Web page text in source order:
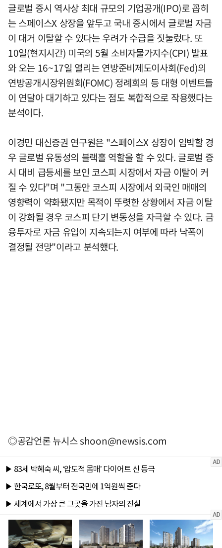
글로벌 증시 역사상 최대 규모의 기업공개(IPO)로 꼽히
는 스페이스X 상장을 앞두고 국내 증시에서 글로벌 자금
이 대거 이탈할 수 있다는 우려가 수급을 짓눌렀다. 또
10일(현지시간) 미국의 5월 소비자물가지수(CPI) 발표
와 오는 16~17일 열리는 연방준비제도이사회(Fed)의
연방공개시장위원회(FOMC) 정례회의 등 대형 이벤트들
이 연달아 대기하고 있다는 점도 복합적으로 작용했다는
분석이다.
이경민 대신증권 연구원은 "스페이스X 상장이 임박할 경
우 글로벌 유동성의 블랙홀 역할을 할 수 있다. 글로벌 증
시 대비 급등세를 보인 코스피 시장에서 자금 이탈이 커
질 수 있다"며 "그동안 코스피 시장에서 외국인 매매의
영향력이 약화됐지만 목적이 뚜렷한 상황에서 자금 이탈
이 강화될 경우 코스피 단기 변동성을 자극할 수 있다. 금
융투자로 자금 유입이 지속되는지 여부에 따라 낙폭이
결정될 전망"이라고 분석했다.
◎공감언론 뉴시스shoon@newsis.com